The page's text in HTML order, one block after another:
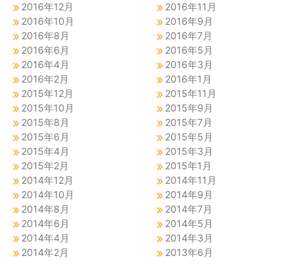
2016年12月
2016年11月
2016年10月
2016年9月
2016年8月
2016年7月
2016年6月
2016年5月
2016年4月
2016年3月
2016年2月
2016年1月
2015年12月
2015年11月
2015年10月
2015年9月
2015年8月
2015年7月
2015年6月
2015年5月
2015年4月
2015年3月
2015年2月
2015年1月
2014年12月
2014年11月
2014年10月
2014年9月
2014年8月
2014年7月
2014年6月
2014年5月
2014年4月
2014年3月
2014年2月
2013年6月